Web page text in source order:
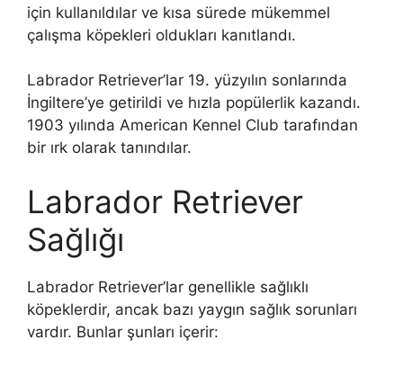
için kullanıldılar ve kısa sürede mükemmel
çalışma köpekleri oldukları kanıtlandı.
Labrador Retriever’lar 19. yüzyılın sonlarında
İngiltere’ye getirildi ve hızla popülerlik kazandı.
1903 yılında American Kennel Club tarafından
bir ırk olarak tanındılar.
Labrador Retriever
Sağlığı
Labrador Retriever’lar genellikle sağlıklı
köpeklerdir, ancak bazı yaygın sağlık sorunları
vardır. Bunlar şunları içerir: